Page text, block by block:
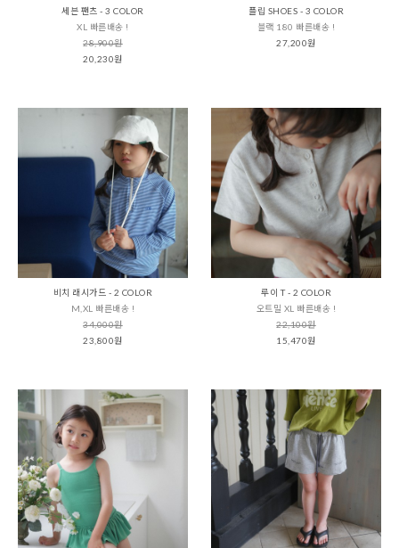
세븐 팬츠 - 3 COLOR
XL 빠른배송 !
28,900원
20,230원
플립 SHOES - 3 COLOR
블랙 180 빠른배송 !
27,200원
비치 래시가드 - 2 COLOR
M,XL 빠른배송 !
34,000원
23,800원
루이 T - 2 COLOR
오트밀 XL 빠른배송 !
22,100원
15,470원